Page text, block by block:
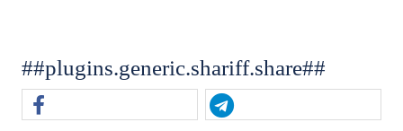
##plugins.generic.shariff.share##